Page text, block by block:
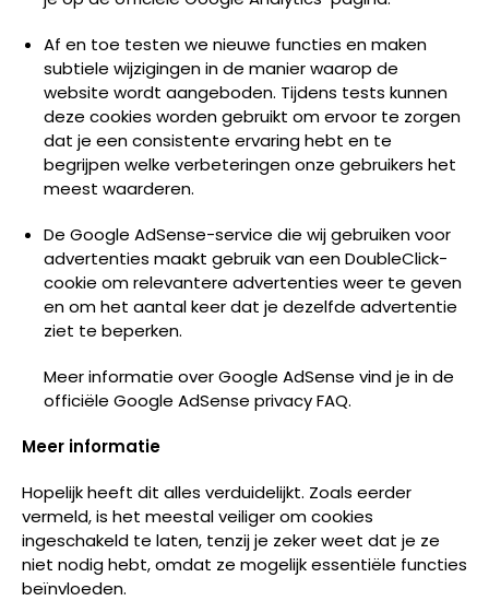
Af en toe testen we nieuwe functies en maken
subtiele wijzigingen in de manier waarop de
website wordt aangeboden. Tijdens tests kunnen
deze cookies worden gebruikt om ervoor te zorgen
dat je een consistente ervaring hebt en te
begrijpen welke verbeteringen onze gebruikers het
meest waarderen.
De Google AdSense-service die wij gebruiken voor
advertenties maakt gebruik van een DoubleClick-
cookie om relevantere advertenties weer te geven
en om het aantal keer dat je dezelfde advertentie
ziet te beperken.
Meer informatie over Google AdSense vind je in de
officiële Google AdSense privacy FAQ.
Meer informatie
Hopelijk heeft dit alles verduidelijkt. Zoals eerder
vermeld, is het meestal veiliger om cookies
ingeschakeld te laten, tenzij je zeker weet dat je ze
niet nodig hebt, omdat ze mogelijk essentiële functies
beïnvloeden.